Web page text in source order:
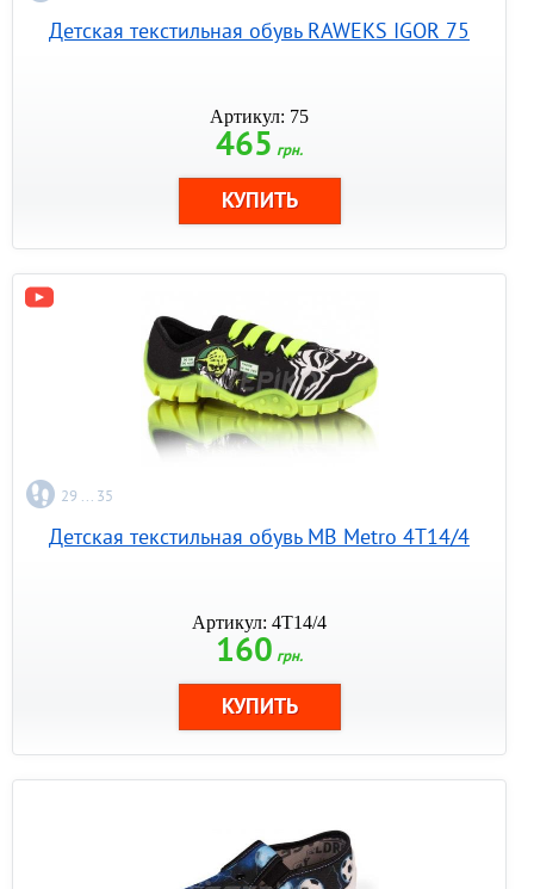
Детская текстильная обувь RAWEKS IGOR 75
Артикул: 75
465 грн.
29 ... 35
Детская текстильная обувь MB Metro 4T14/4
Артикул: 4T14/4
160 грн.